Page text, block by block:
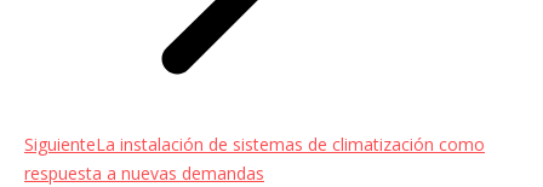
SiguienteEntrada
siguiente:
La instalación de sistemas de climatización como
respuesta a nuevas demandas